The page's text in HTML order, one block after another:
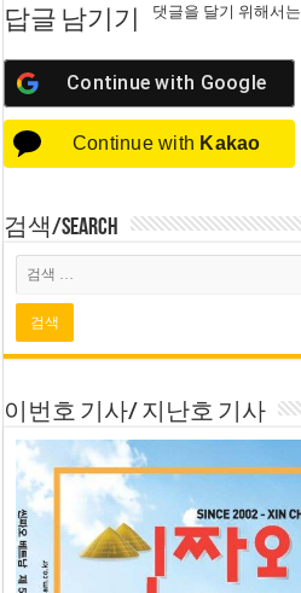
답글 남기기 댓글을 달기 위해서는
Continue with Google
Continue with Kakao
검색/Search
이번호 기사/ 지난호 기사